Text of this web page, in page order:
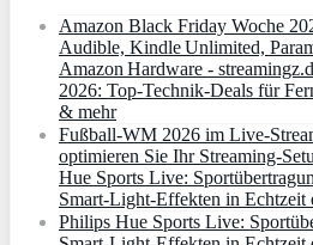
Amazon Black Friday Woche
Audible, Kindle Unlimited,
Amazon Hardware -
2026: Top-Technik-Deals für
& mehr
Fußball-WM 2026 im Live-
optimieren Sie Ihr Streaming-
Hue Sports Live:
Smart‑Light‑Effekten in Echtzeit
Philips Hue Sports Live: